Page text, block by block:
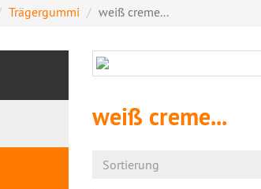
Trägergummi weiß creme...
weiß creme...
Sortierung